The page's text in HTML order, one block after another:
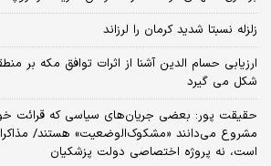
زلزله نسبتا شدید کرمان را لرزاند
ارزیابی حسام الدین آشنا از اثرات توافق مکه بر
شکل می گیرد
حقیقت پور: بعضی جریان‌های سیاسی که قرائت خود
مشروع می‌دانند «مشکوک‌الوضعیت» هستند/
است، نه پروژه اختصاصی دولت پزشکیان